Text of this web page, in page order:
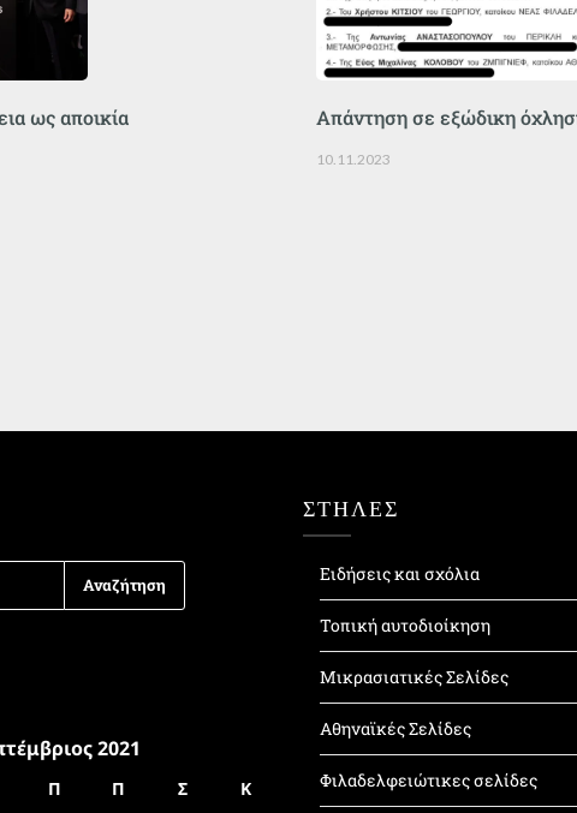
ως αποικία Απάντηση σε εξώδικη
10.11.2023
2021
Π Π Σ
Κ
ΣΤΗΛΕΣ
Ειδήσεις και σχόλια
Τοπική αυτοδιοίκηση
Μικρασιατικές Σελίδες
Αθηναϊκές Σελίδες
Φιλαδελφειώτικες σελίδες